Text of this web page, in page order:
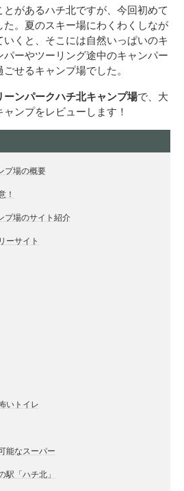
があるハチ北ですが、今回初めて
。夏のスキー場にわくわくしなが
くと、そこには自然いっぱいのキ
ーやツーリング途中のキャンパー
せるキャンプ場でした。
ーンパークハチ北キャンプ場で、大
ンプをレビューします！
プ場の概要
！
プ場のサイト紹介
ーサイト
いトイレ
能なスーパー
駅「ハチ北」